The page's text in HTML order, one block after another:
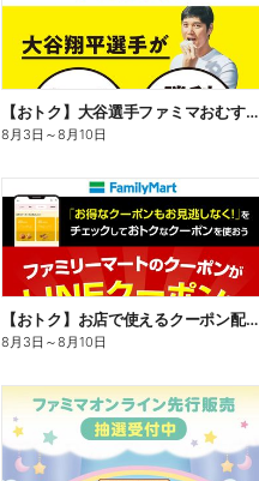
【おトク】大谷選手ファミマおむすび割
8月3日 ～8月10日
【おトク】お店で使えるクーポン配信中
8月3日 ～8月10日